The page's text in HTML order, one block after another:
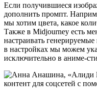
Если получившиеся
дополнить промпт.
мы хотим цвета, какое
Также в Midjourney есть
настраивать
в настройках мы можем
исключительно в аниме-